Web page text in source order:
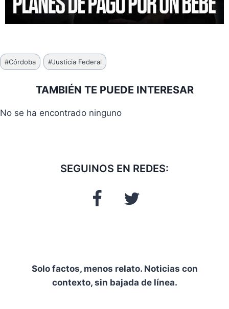
Etiquetas
de
#Córdoba #Justicia Federal
TAMBIÉN TE PUEDE INTERESAR
No se ha encontrado ninguno
SEGUINOS EN REDES:
Solo factos, menos relato. Noticias con
contexto, sin bajada de línea.